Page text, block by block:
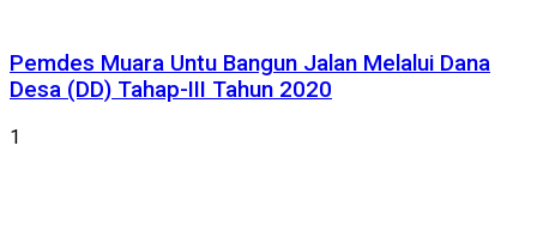
Pemdes Muara Untu Bangun Jalan Melalui Dana
Desa (DD) Tahap-III Tahun 2020
1